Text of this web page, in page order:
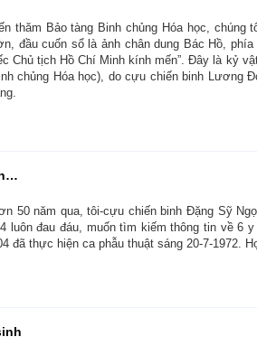
thăm Bảo tàng Binh chủng Hóa học,
đầu cuốn sổ là ảnh chân dung Bác Hồ,
Chủ tịch Hồ Chí Minh kính mến”. Đây là kỷ
chủng Hóa học), do cựu chiến binh Lương
50 năm qua, tôi-cựu chiến binh Đặng Sỹ
luôn đau đáu, muốn tìm kiếm thông tin về 6
đã thực hiện ca phẫu thuật sáng 20-7-1972.